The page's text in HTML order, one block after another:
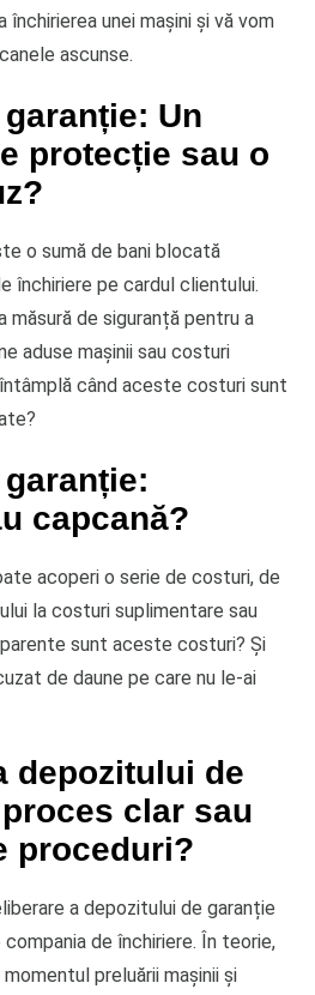
unei mașini și vă vom
ascunse.
Un
protecție sau o
o sumă de bani blocată
închiriere pe cardul clientului.
de siguranță pentru a
aduse mașinii sau costuri
când aceste costuri sunt
capcană?
acoperi o serie de costuri, de
la costuri suplimentare sau
sunt aceste costuri? Și
de daune pe care nu le-ai
depozitului de
clar sau
proceduri?
a depozitului de garanție
de închiriere. În teorie,
preluării mașinii și